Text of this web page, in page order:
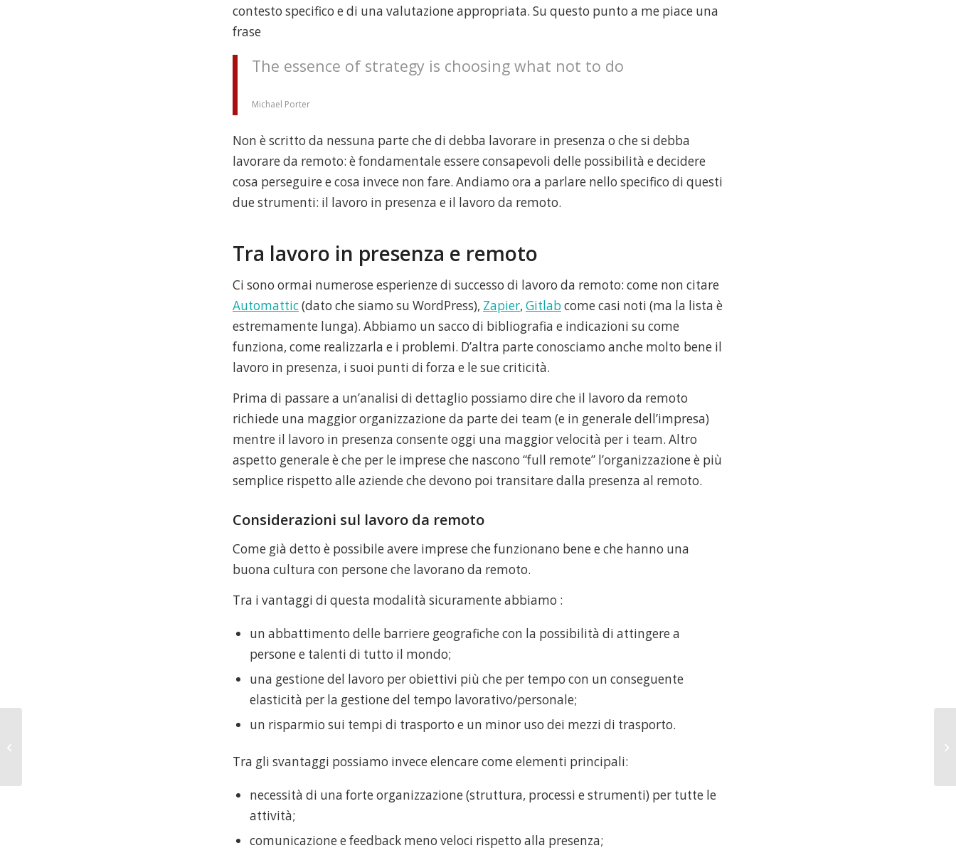
contesto specifico e di una valutazione appropriata. Su questo punto a me piace una
frase
The essence of strategy is choosing what not to do
Michael Porter
Non è scritto da nessuna parte che di debba lavorare in presenza o che si debba
lavorare da remoto: è fondamentale essere consapevoli delle possibilità e decidere
cosa perseguire e cosa invece non fare. Andiamo ora a parlare nello specifico di questi
due strumenti: il lavoro in presenza e il lavoro da remoto.
Tra lavoro in presenza e remoto
Ci sono ormai numerose esperienze di successo di lavoro da remoto: come non citare
Automattic(dato che siamo su WordPress), Zapier, Gitlab come casi noti (ma la lista è
estremamente lunga). Abbiamo un sacco di bibliografia e indicazioni su come
funziona, come realizzarla e i problemi. D’altra parte conosciamo anche molto bene il
lavoro in presenza, i suoi punti di forza e le sue criticità.
Prima di passare a un’analisi di dettaglio possiamo dire che il lavoro da remoto
richiede una maggior organizzazione da parte dei team (e in generale dell’impresa)
mentre il lavoro in presenza consente oggi una maggior velocità per i team. Altro
aspetto generale è che per le imprese che nascono “full remote” l’organizzazione è più
semplice rispetto alle aziende che devono poi transitare dalla presenza al remoto.
Considerazioni sul lavoro da remoto
Come già detto è possibile avere imprese che funzionano bene e che hanno una
buona cultura con persone che lavorano da remoto.
Tra i vantaggi di questa modalità sicuramente abbiamo :
un abbattimento delle barriere geografiche con la possibilità di attingere a
persone e talenti di tutto il mondo;
una gestione del lavoro per obiettivi più che per tempo con un conseguente
elasticità per la gestione del tempo lavorativo/personale;
un risparmio sui tempi di trasporto e un minor uso dei mezzi di trasporto.
Tra gli svantaggi possiamo invece elencare come elementi principali:
necessità di una forte organizzazione (struttura, processi e strumenti) per tutte le
attività;
comunicazione e feedback meno veloci rispetto alla presenza;